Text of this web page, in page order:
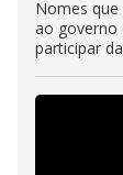
Nomes que
ao governo
participar